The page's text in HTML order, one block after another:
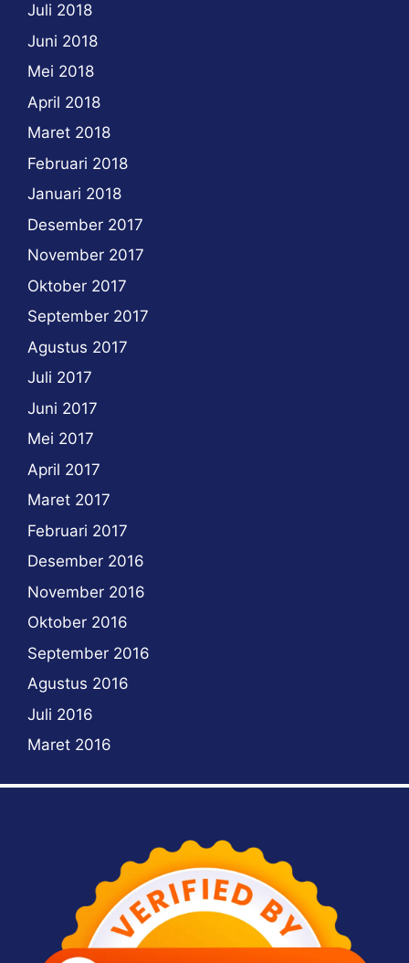
Juli 2018
Juni 2018
Mei 2018
April 2018
Maret 2018
Februari 2018
Januari 2018
Desember 2017
November 2017
Oktober 2017
September 2017
Agustus 2017
Juli 2017
Juni 2017
Mei 2017
April 2017
Maret 2017
Februari 2017
Desember 2016
November 2016
Oktober 2016
September 2016
Agustus 2016
Juli 2016
Maret 2016